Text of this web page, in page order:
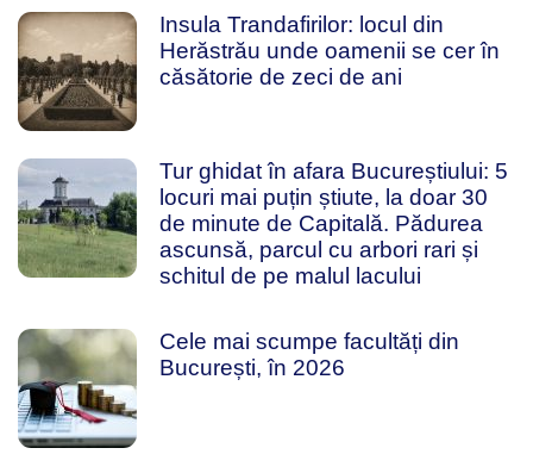
Insula Trandafirilor: locul din
Herăstrău unde oamenii se cer în
căsătorie de zeci de ani
Tur ghidat în afara Bucureștiului: 5
locuri mai puțin știute, la doar 30
de minute de Capitală. Pădurea
ascunsă, parcul cu arbori rari și
schitul de pe malul lacului
Cele mai scumpe facultăți din
București, în 2026